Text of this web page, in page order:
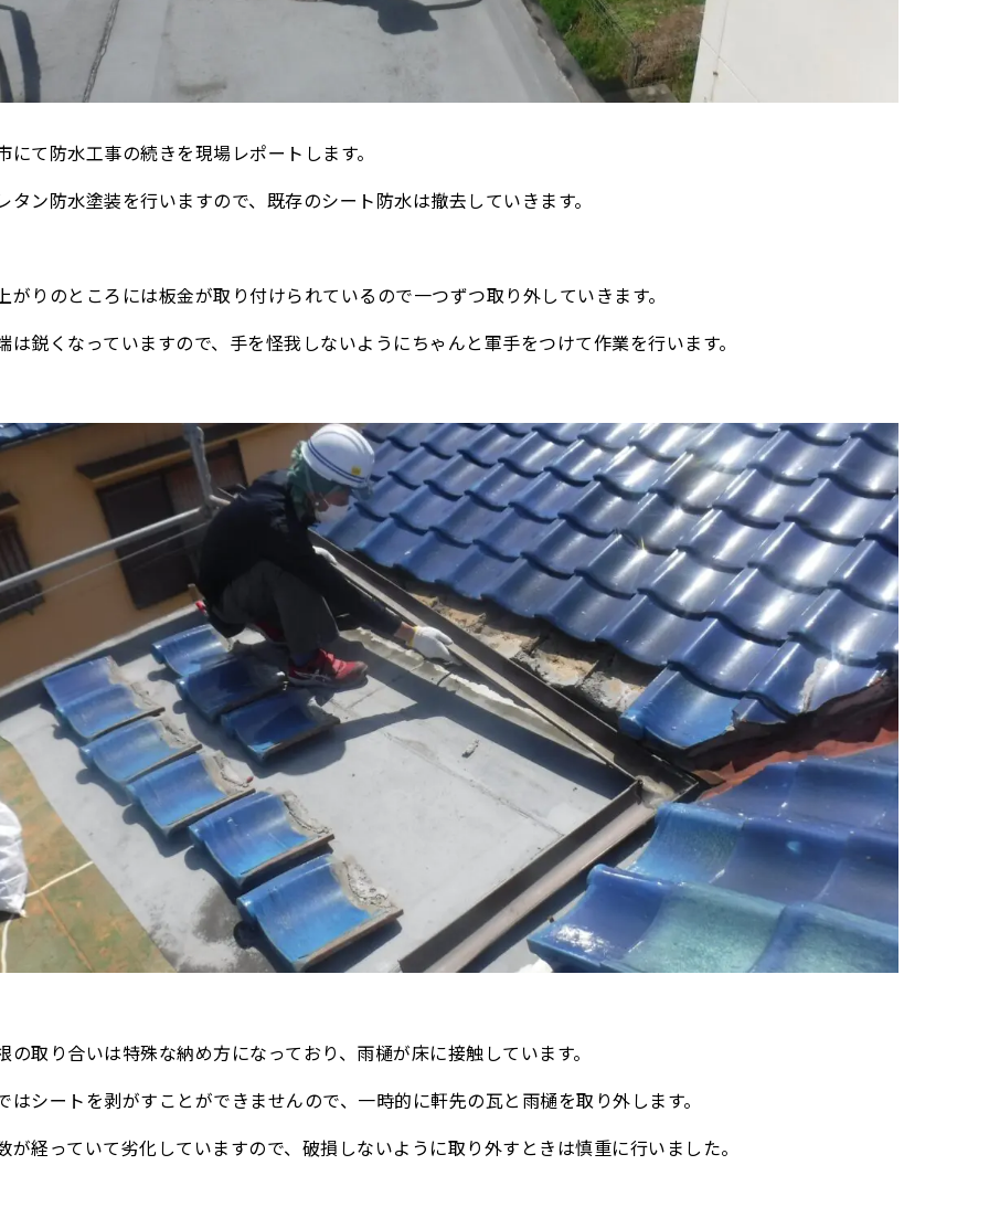
にて防水工事の続きを現場レポートします。
タン防水塗装を行いますので、既存のシート防水は撤去していきます。
がりのところには板金が取り付けられているので一つずつ取り外していきます。
は鋭くなっていますので、手を怪我しないようにちゃんと軍手をつけて作業を行います。
の取り合いは特殊な納め方になっており、雨樋が床に接触しています。
はシートを剥がすことができませんので、一時的に軒先の瓦と雨樋を取り外します。
が経っていて劣化していますので、破損しないように取り外すときは慎重に行いました。